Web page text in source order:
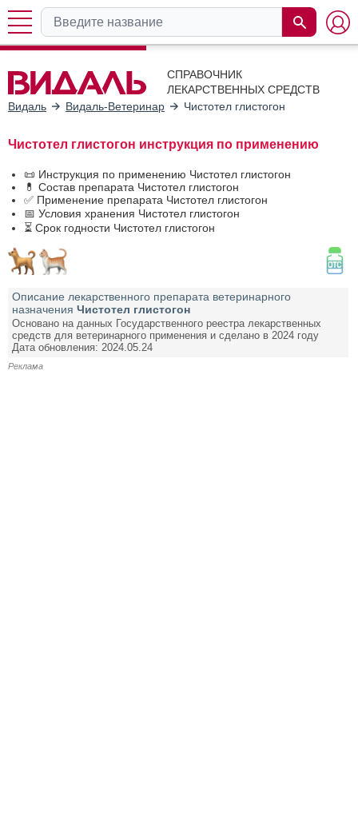
СПРАВОЧНИК
ЛЕКАРСТВЕННЫХ СРЕДСТВ
Видаль
Видаль-Ветеринар Чистотел глистогон
Чистотел глистогон инструкция по применению
📜 Инструкция по применению Чистотел глистогон
💊 Состав препарата Чистотел глистогон
✅ Применение препарата Чистотел глистогон
📅 Условия хранения Чистотел глистогон
⏳ Срок годности Чистотел глистогон
Описание лекарственного препарата ветеринарного
назначения Чистотел глистогон
Основано на данных Государственного реестра лекарственных
средств для ветеринарного применения и сделано в 2024 году
Дата обновления: 2024.05.24
Реклама